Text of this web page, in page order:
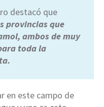
destacó que
provincias que
ambos de muy
toda la
en este campo de